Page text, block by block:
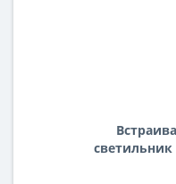
светильник